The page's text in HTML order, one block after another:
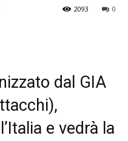
0
2093
dal GIA
e vedrà la